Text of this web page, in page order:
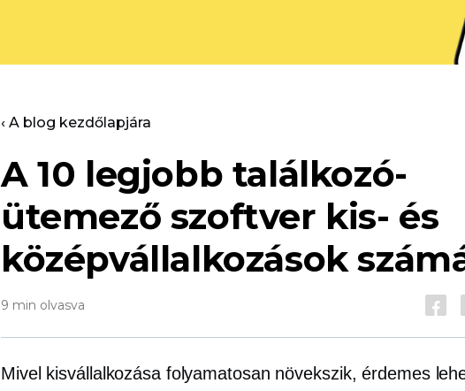
‹ A blog kezdőlapjára
A 10 legjobb találkozó-
ütemező szoftver kis- és
középvállalkozások
9 min olvasva
Mivel kisvállalkozása folyamatosan növekszik, érdemes